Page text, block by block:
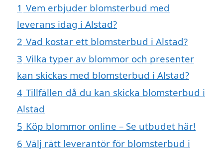
1 Vem erbjuder blomsterbud med
leverans idag i Alstad?
2 Vad kostar ett blomsterbud i Alstad?
3 Vilka typer av blommor och presenter
kan skickas med blomsterbud i Alstad?
4 Tillfällen då du kan skicka blomsterbud i
Alstad
5 Köp blommor online – Se utbudet här!
6 Välj rätt leverantör för blomsterbud i